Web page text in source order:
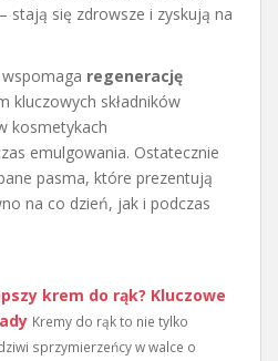
stają się zdrowsze i zyskują na
regenerację
kluczowych składników
kosmetykach
emulgowania. Ostatecznie
pasma, które prezentują
na co dzień, jak i podczas
krem do rąk? Kluczowe
Kremy do rąk to nie tylko
sprzymierzeńcy w walce o